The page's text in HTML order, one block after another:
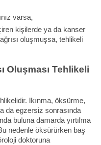
varsa,
kişilerde ya da kanser
oluşmuşsa, tehlikeli
Oluşması Tehlikeli
Ikınma, öksürme,
da egzersiz sonrasında
buluna damarda yırtılma
nedenle öksürürken baş
doktoruna